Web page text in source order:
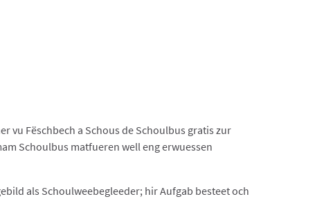
vu Fëschbech a Schous de Schoulbus gratis zur
Schoulbus matfueren well eng erwuessen
als Schoulweebegleeder; hir Aufgab besteet och